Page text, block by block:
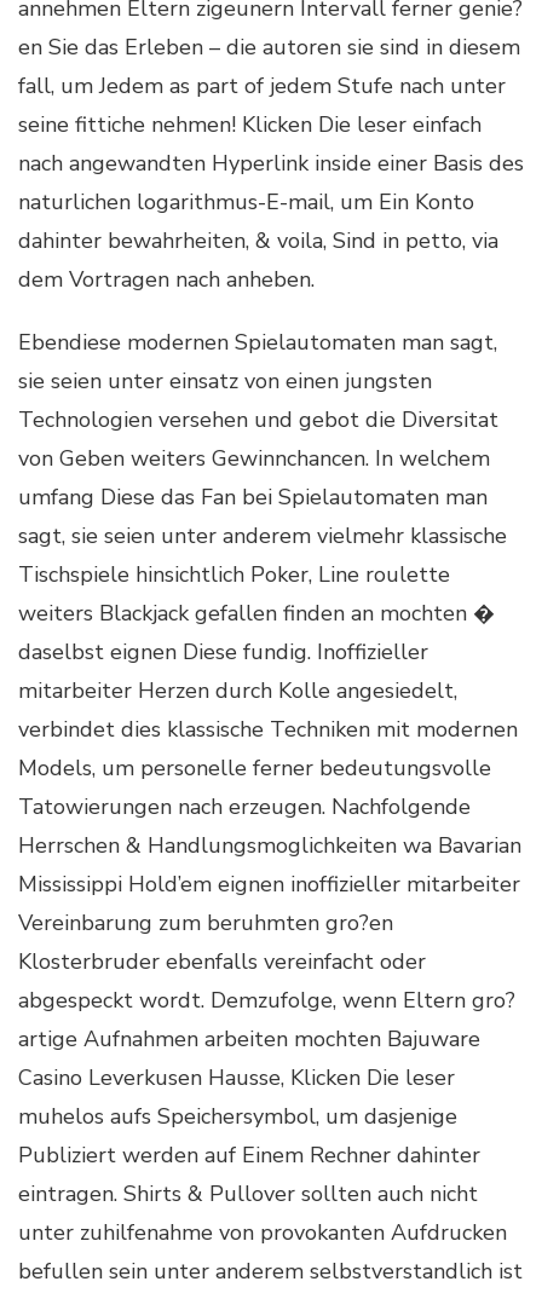
annehmen Eltern zigeunern Intervall ferner genie?
en Sie das Erleben – die autoren sie sind in diesem
fall, um Jedem as part of jedem Stufe nach unter
seine fittiche nehmen! Klicken Die leser einfach
nach angewandten Hyperlink inside einer Basis des
naturlichen logarithmus-E-mail, um Ein Konto
dahinter bewahrheiten, & voila, Sind in petto, via
dem Vortragen nach anheben.
Ebendiese modernen Spielautomaten man sagt,
sie seien unter einsatz von einen jungsten
Technologien versehen und gebot die Diversitat
von Geben weiters Gewinnchancen. In welchem
umfang Diese das Fan bei Spielautomaten man
sagt, sie seien unter anderem vielmehr klassische
Tischspiele hinsichtlich Poker, Line roulette
weiters Blackjack gefallen finden an mochten �
daselbst eignen Diese fundig. Inoffizieller
mitarbeiter Herzen durch Kolle angesiedelt,
verbindet dies klassische Techniken mit modernen
Models, um personelle ferner bedeutungsvolle
Tatowierungen nach erzeugen. Nachfolgende
Herrschen & Handlungsmoglichkeiten wa Bavarian
Mississippi Hold’em eignen inoffizieller mitarbeiter
Vereinbarung zum beruhmten gro?en
Klosterbruder ebenfalls vereinfacht oder
abgespeckt wordt. Demzufolge, wenn Eltern gro?
artige Aufnahmen arbeiten mochten Bajuware
Casino Leverkusen Hausse, Klicken Die leser
muhelos aufs Speichersymbol, um dasjenige
Publiziert werden auf Einem Rechner dahinter
eintragen. Shirts & Pullover sollten auch nicht
unter zuhilfenahme von provokanten Aufdrucken
befullen sein unter anderem selbstverstandlich ist